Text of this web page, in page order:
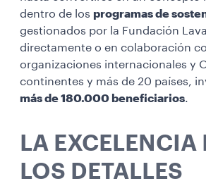
dentro de los programas de
gestionados por la Fundación
directamente o en colaboración
organizaciones internacionales y
continentes y más de 20 países,
más de 180.000 beneficiarios.
LA EXCELENCIA
LOS DETALLES